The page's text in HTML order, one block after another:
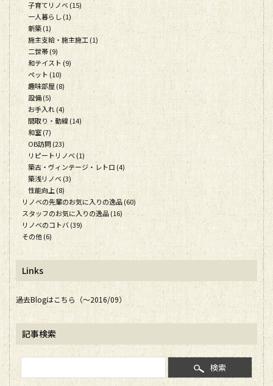
子育てリノベ (15)
一人暮らし (1)
新築 (1)
施主支給・施主施工 (1)
二世帯 (9)
和テイスト (9)
ペット (10)
趣味部屋 (8)
設備 (5)
お手入れ (4)
間取り・動線 (14)
和室 (7)
OB訪問 (23)
リピートリノベ (1)
築古・ヴィンテージ・レトロ (4)
築浅リノベ (3)
性能向上 (8)
リノベの先輩のお気に入りの逸品 (60)
スタッフのお気に入りの逸品 (16)
リノベのコトバ (39)
その他 (6)
Links
過去Blogはこちら（～2016/09）
記事検索
検索